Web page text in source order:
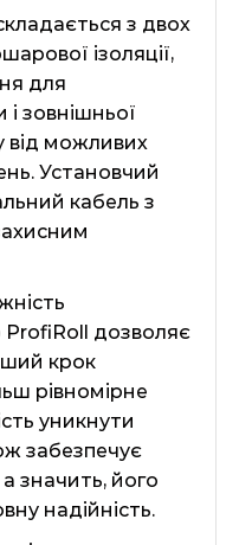
з двох
ізоляції,
для
зовнішньої
від можливих
Установчий
кабель з
ProfiRoll дозволяє
крок
рівномірне
уникнути
забезпечує
значить, його
надійність.